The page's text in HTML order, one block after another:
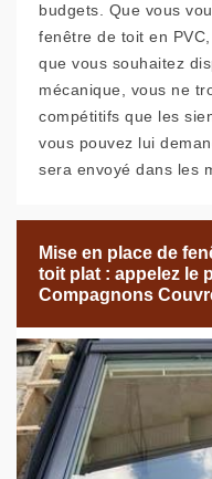
budgets. Que vous
fenêtre de toit en
que vous souhaitez
mécanique, vous ne
compétitifs que les
vous pouvez lui
sera envoyé dans les
Mise en place de
toit plat : appelez le
Compagnons